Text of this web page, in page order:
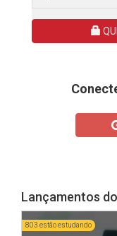
Lançamentos
803 estão estudando